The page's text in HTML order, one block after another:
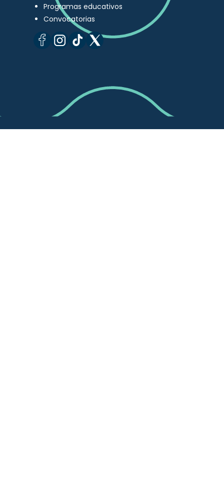
Programas educativos
Convocatorias